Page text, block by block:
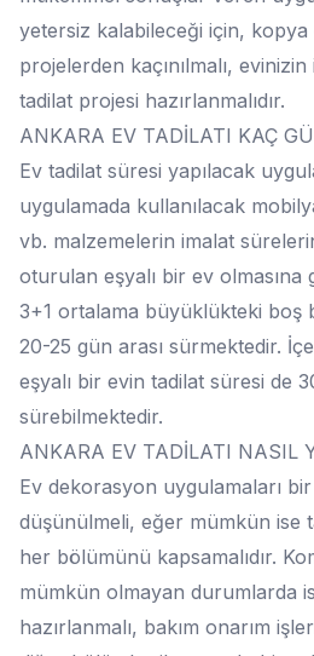
yetersiz kalabileceği için, kopya
projelerden kaçınılmalı,
tadilat projesi hazırlanmalıdır.
ANKARA EV TADİLATI KAÇ
Ev tadilat süresi yapılacak
uygulamada kullanılacak
vb. malzemelerin imalat
oturulan eşyalı bir ev olmasına
3+1 ortalama büyüklükteki boş
20-25 gün arası sürmektedir.
eşyalı bir evin tadilat süresi de
sürebilmektedir.
ANKARA EV TADİLATI NASIL
Ev dekorasyon uygulamaları
düşünülmeli, eğer mümkün ise
her bölümünü kapsamalıdır.
mümkün olmayan durumlarda
hazırlanmalı, bakım onarım